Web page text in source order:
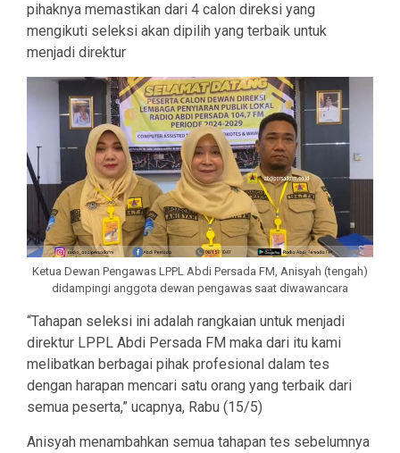
pihaknya memastikan dari 4 calon direksi yang
mengikuti seleksi akan dipilih yang terbaik untuk
menjadi direktur
Ketua Dewan Pengawas LPPL Abdi Persada FM, Anisyah (tengah)
didampingi anggota dewan pengawas saat diwawancara
“Tahapan seleksi ini adalah rangkaian untuk menjadi
direktur LPPL Abdi Persada FM maka dari itu kami
melibatkan berbagai pihak profesional dalam tes
dengan harapan mencari satu orang yang terbaik dari
semua peserta,” ucapnya, Rabu (15/5)
Anisyah menambahkan semua tahapan tes sebelumnya